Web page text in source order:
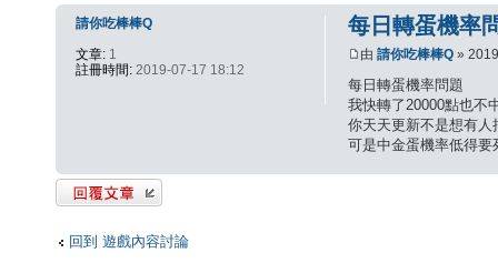
每日轉蛋機率
由請你吃棒棒Q »
每日轉蛋機率問題
我快轉了20000點也不
你天天更新不是想有人
可是中金蛋機率低得要
請你吃棒棒Q
文章: 1
註冊時間: 2019-07-17 18:12
發表回覆
回到 遊戲內容討論